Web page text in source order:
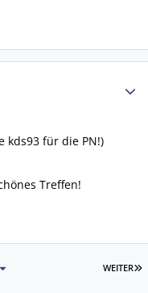
kds93 für die PN!)
Treffen!
WEITER